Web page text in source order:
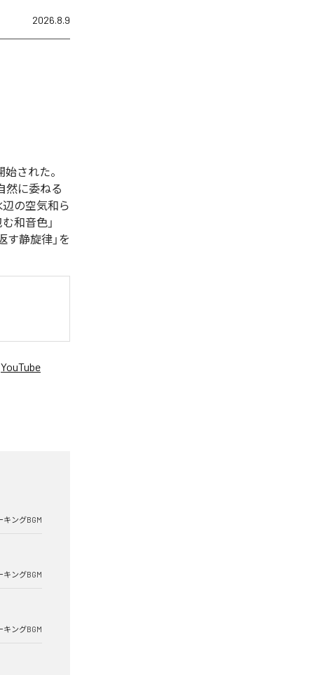
2026.8.9
された。
然に委ねる
辺の空気和ら
和音色」
す静旋律」を
YouTube
キングBGM
キングBGM
キングBGM